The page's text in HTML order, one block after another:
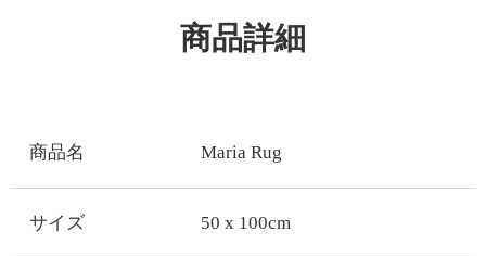
商品詳細
商品名 Maria Rug
サイズ 50 x 100cm